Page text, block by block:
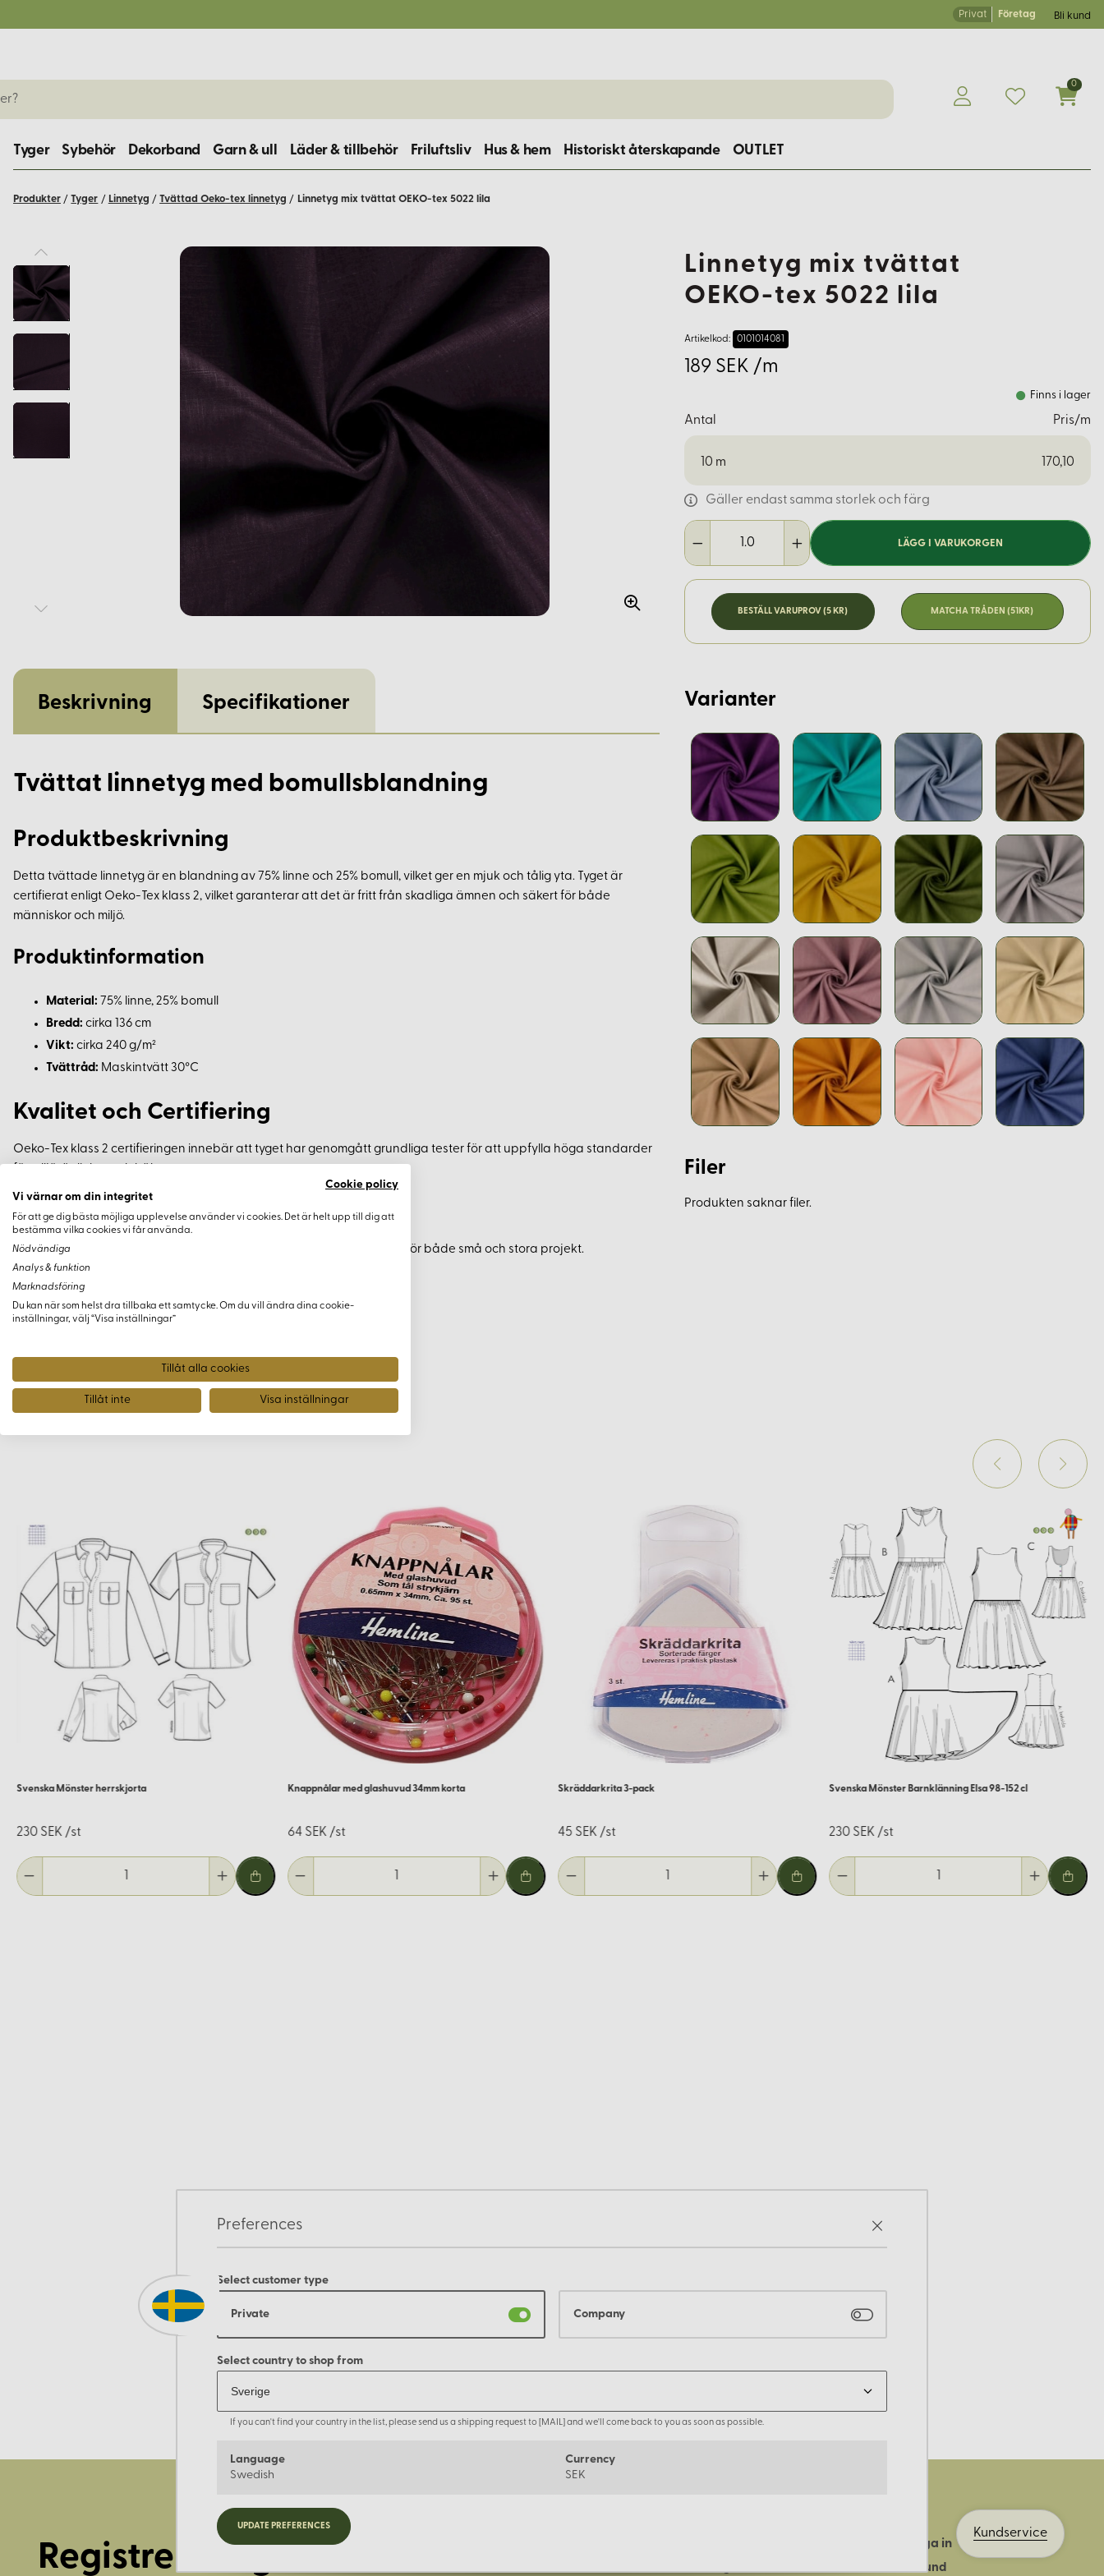
Kundservice
Preferences
Select customer type
Private Company
Select country to shop from
If you can't find your country in the list, please send us a shipping request to [MAIL] and we'll come back to you as soon as possible.
Language
Swedish
Currency
SEK
UPDATE PREFERENCES
Privat Företag Bli kund
0
Tyger Sybehör Dekorband Garn & ull Läder & tillbehör Friluftsliv Hus & hem Historiskt återskapande OUTLET
Produkter / Tyger / Linnetyg / Tvättad Oeko-tex linnetyg / Linnetyg mix tvättat OEKO-tex 5022 lila
Linnetyg mix tvättat
OEKO-tex 5022 lila
Artikelkod: 0101014081
189 SEK /m
Finns i lager
Antal Pris/m
10 m 170,10
Gäller endast samma storlek och färg
LÄGG I VARUKORGEN
BESTÄLL VARUPROV (5 KR) MATCHA TRÅDEN (51KR)
Beskrivning Specifikationer
Tvättat linnetyg med bomullsblandning
Produktbeskrivning
Detta tvättade linnetyg är en blandning av 75% linne och 25% bomull, vilket ger en mjuk och tålig yta. Tyget är
certifierat enligt Oeko-Tex klass 2, vilket garanterar att det är fritt från skadliga ämnen och säkert för både
människor och miljö.
Produktinformation
Material: 75% linne, 25% bomull
Bredd: cirka 136 cm
Vikt: cirka 240 g/m²
Tvättråd: Maskintvätt 30°C
Kvalitet och Certifiering
Oeko-Tex klass 2 certifieringen innebär att tyget har genomgått grundliga tester för att uppfylla höga standarder
Beställningsinformation
Tyg kan beställas med ett minimum av 0,5 meter, vilket gör det lämpligt för både små och stora projekt.
Varianter
Filer
Produkten saknar filer.
Tillbehör
Svenska Mönster herrskjorta
230 SEK /st
Knappnålar med glashuvud 34mm korta
64 SEK /st
Skräddarkrita 3-pack
45 SEK /st
Svenska Mönster Barnklänning Elsa 98-152 cl
230 SEK /st
Registrera dig för
Företagets historia
Logga in
Bli kund
Cookie policy
Vi värnar om din integritet
För att ge dig bästa möjliga upplevelse använder vi cookies. Det är helt upp till dig att
bestämma vilka cookies vi får använda.
Nödvändiga
Analys & funktion
Marknadsföring
Du kan när som helst dra tillbaka ett samtycke. Om du vill ändra dina cookie-
inställningar, välj “Visa inställningar”
Tillåt alla cookies
Tillåt inte Visa inställningar